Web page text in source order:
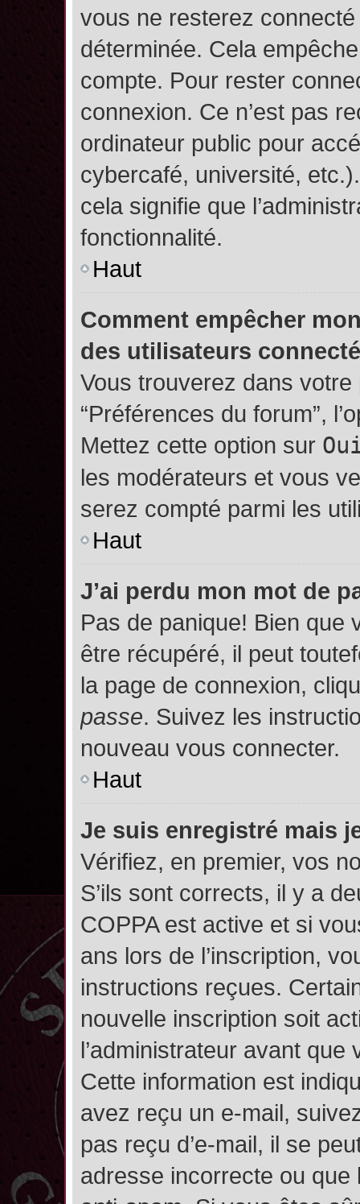
vous ne resterez
déterminée. Cela
compte. Pour rester
connexion. Ce n’est pas
ordinateur public pour
cybercafé, université,
cela signifie que
fonctionnalité.
Haut
Comment empêcher
des utilisateurs
Vous trouverez dans votre
“Préférences du forum”,
Mettez cette option sur
les modérateurs et vous
serez compté parmi les
Haut
J’ai perdu mon mot de
Pas de panique! Bien que
être récupéré, il peut
la page de connexion,
passe. Suivez les
nouveau vous connecter.
Haut
Je suis enregistré mais
Vérifiez, en premier, vos
S’ils sont corrects, il y a
COPPA est active et si
ans lors de l’inscription,
instructions reçues.
nouvelle inscription soit
l’administrateur avant
Cette information est
avez reçu un e-mail,
pas reçu d’e-mail, il se
adresse incorrecte ou que